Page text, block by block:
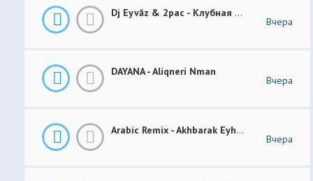
Dj Eyvāz & 2pac - Клубная Музыка “ Luxury Money “ Club Remix (BASS BOOSTED)
Вчера
DAYANA - Aliqneri Nman
Вчера
Arabic Remix - Akhbarak Eyh (Prod. Elsen Pro)
Вчера